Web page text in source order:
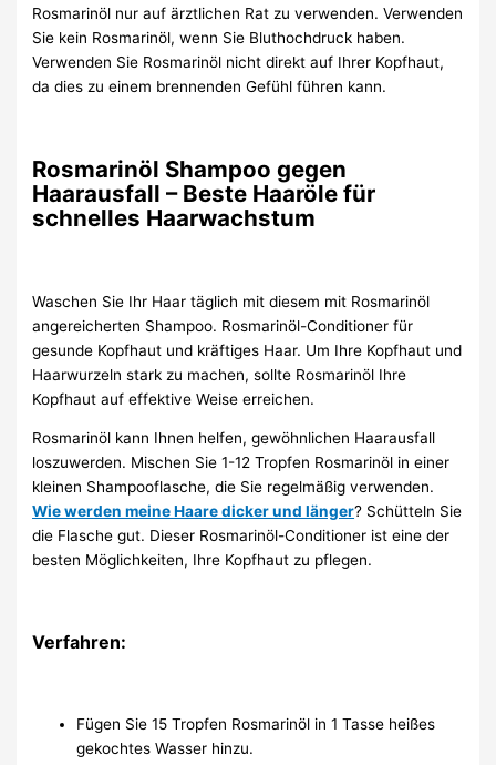
Rosmarinöl nur auf ärztlichen Rat zu verwenden. Verwenden
Sie kein Rosmarinöl, wenn Sie Bluthochdruck haben.
Verwenden Sie Rosmarinöl nicht direkt auf Ihrer Kopfhaut,
da dies zu einem brennenden Gefühl führen kann.
Rosmarinöl Shampoo gegen
Haarausfall – Beste Haaröle für
schnelles Haarwachstum
Waschen Sie Ihr Haar täglich mit diesem mit Rosmarinöl
angereicherten Shampoo. Rosmarinöl-Conditioner für
gesunde Kopfhaut und kräftiges Haar. Um Ihre Kopfhaut und
Haarwurzeln stark zu machen, sollte Rosmarinöl Ihre
Kopfhaut auf effektive Weise erreichen.
Rosmarinöl kann Ihnen helfen, gewöhnlichen Haarausfall
loszuwerden. Mischen Sie 1-12 Tropfen Rosmarinöl in einer
kleinen Shampooflasche, die Sie regelmäßig verwenden.
Wie werden meine Haare dicker und länger? Schütteln Sie
die Flasche gut. Dieser Rosmarinöl-Conditioner ist eine der
besten Möglichkeiten, Ihre Kopfhaut zu pflegen.
Verfahren:
Fügen Sie 15 Tropfen Rosmarinöl in 1 Tasse heißes
gekochtes Wasser hinzu.